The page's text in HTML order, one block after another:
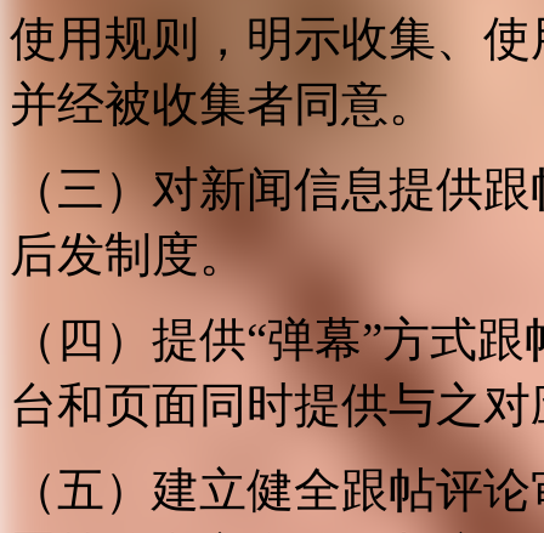
使用规则，明示收集、
并经被收集者同意。
（三）对新闻信息提供
后发制度。
（四）提供“弹幕”方式
台和页面同时提供与之
（五）建立健全跟帖评